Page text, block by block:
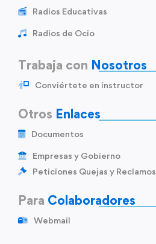
Radios Educativas
Radios de Ocio
Trabaja con Nosotros
Conviértete en instructor
Otros Enlaces
Documentos
Empresas y Gobierno
Peticiones Quejas y Reclamos
Para Colaboradores
Webmail